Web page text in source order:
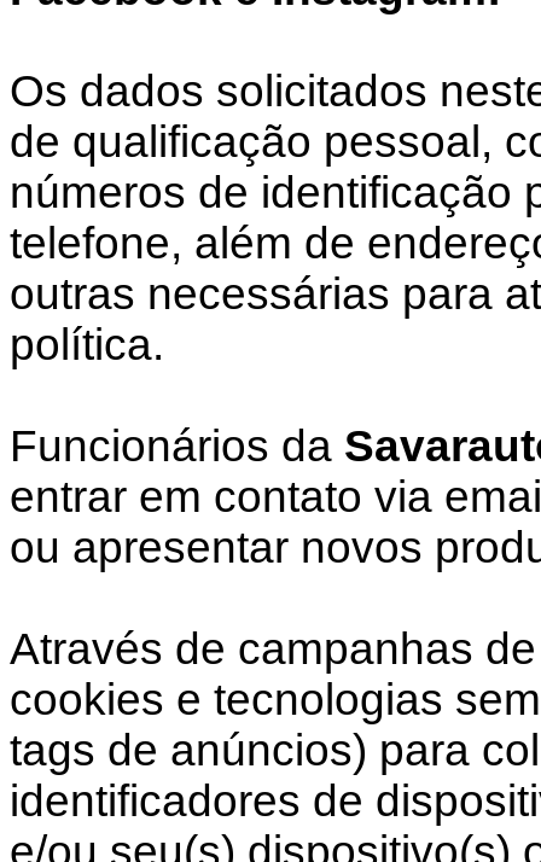
Os dados solicitados
de qualificação pessoal,
números de identificação
telefone, além de
outras necessárias para
política.
Funcionários da
entrar em contato via
ou apresentar novos
Através de campanhas
cookies e tecnologias
tags de anúncios) para
identificadores de
e/ou seu(s) dispositivo(s)